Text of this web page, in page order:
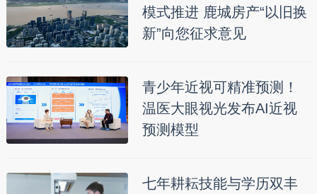
模式推进 鹿城房产“以旧换
新”向您征求意见
青少年近视可精准预测！
温医大眼视光发布AI近视
预测模型
七年耕耘技能与学历双丰